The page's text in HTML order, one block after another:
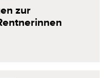
zur